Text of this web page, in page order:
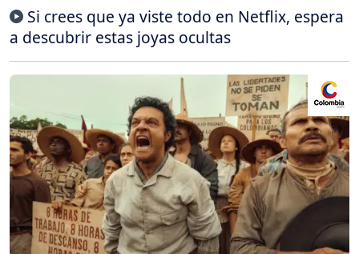
Si crees que ya viste todo en Netflix, espera
a descubrir estas joyas ocultas